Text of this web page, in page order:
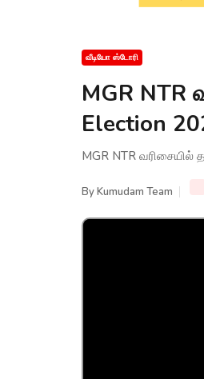
வீடியோ ஸ்டோரி
MGR NTR
Election
MGR NTR வரிசையில்
ByKumudam Team